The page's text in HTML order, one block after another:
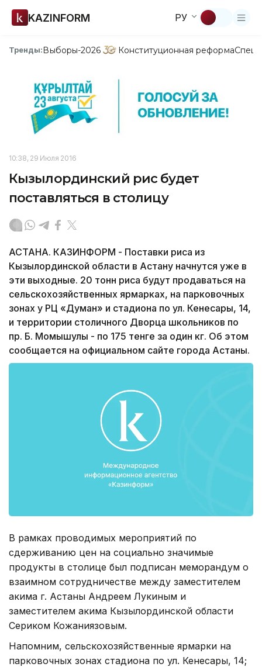
KAZINFORM РУ
Тренды:Выборы-2026 Конституционная реформа
10:38, 29 Июля 2016
Кызылординский рис будет
поставляться в столицу
АСТАНА. КАЗИНФОРМ - Поставки риса из
Кызылординской области в Астану начнутся уже в
эти выходные. 20 тонн риса будут продаваться на
сельскохозяйственных ярмарках, на парковочных
зонах у РЦ «Думан» и стадиона по ул. Кенесары, 14,
и территории столичного Дворца школьников по
пр. Б. Момышулы - по 175 тенге за один кг. Об этом
сообщается на официальном сайте города Астаны.
В рамках проводимых мероприятий по
сдерживанию цен на социально значимые
продукты в столице был подписан меморандум о
взаимном сотрудничестве между заместителем
акима г. Астаны Андреем Лукиным и
заместителем акима Кызылординской области
Сериком Кожаниязовым.
Напомним, сельскохозяйственные ярмарки на
парковочных зонах стадиона по ул. Кенесары, 14;